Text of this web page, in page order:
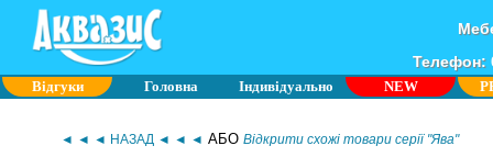
Телефон:
Відгуки Головна Індивідуально NEW
◄ ◄ ◄ НАЗАД ◄ ◄ ◄ АБО Відкрити схожі товари серії "Ява"